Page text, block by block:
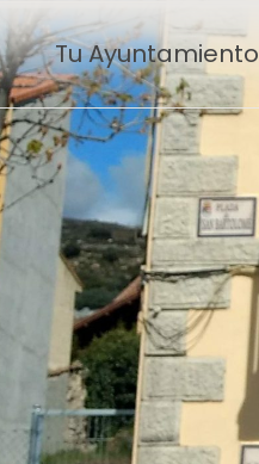
Tu Ayuntamiento